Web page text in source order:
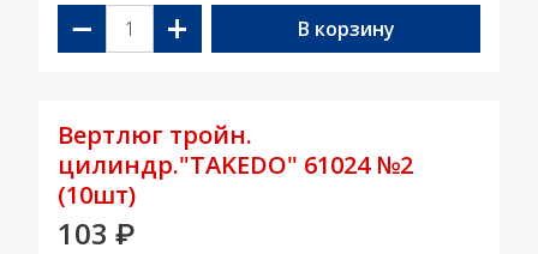
− + В корзину
Вертлюг тройн.
цилиндр."TAKEDO" 61024 №2
(10шт)
103 ₽